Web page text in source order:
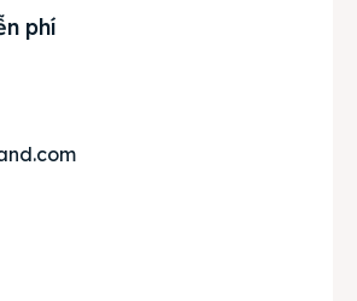
phí